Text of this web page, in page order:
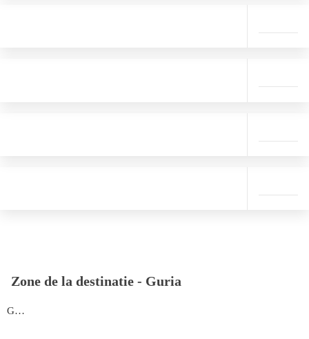
Zone de la destinatie - Guria
Guria